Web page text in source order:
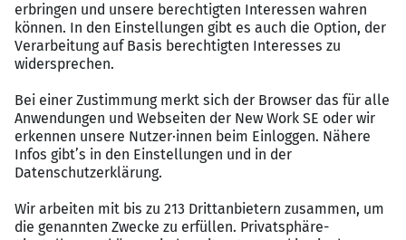
Kommunikationstechnik, insbesondere MS-Office,
verhandlungssichere Deutschkenntnisse.
What we offer
30 Tage Erholungsurlaub bei einer Fünftagewoche
Betriebliche Altersvorsorge für Tarifbeschäftigte
Corporate Benefits